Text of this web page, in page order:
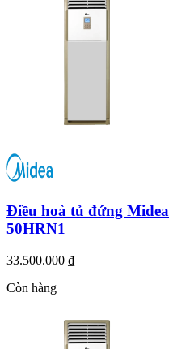
Điều hoà tủ đứng
50HRN1
33.500.000 ₫
Còn hàng